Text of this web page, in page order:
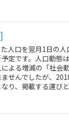
人口を翌月1日の
定です。人口動態
よる増減の「社会
せんでしたが、
り、掲載する運びと